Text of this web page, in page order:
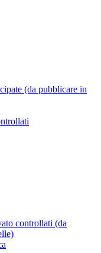
(da pubblicare in
controllati (da